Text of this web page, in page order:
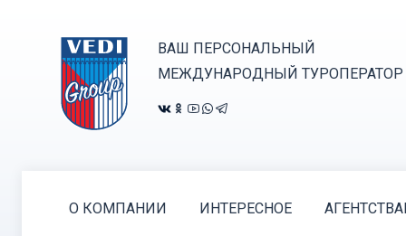
ВАШ ПЕРСОНАЛЬНЫЙ
МЕЖДУНАРОДНЫЙ ТУРОПЕРАТОР
О КОМПАНИИ ИНТЕРЕСНОЕ